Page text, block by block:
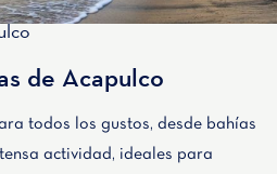
de Acapulco
todos los gustos, desde bahías
actividad, ideales para